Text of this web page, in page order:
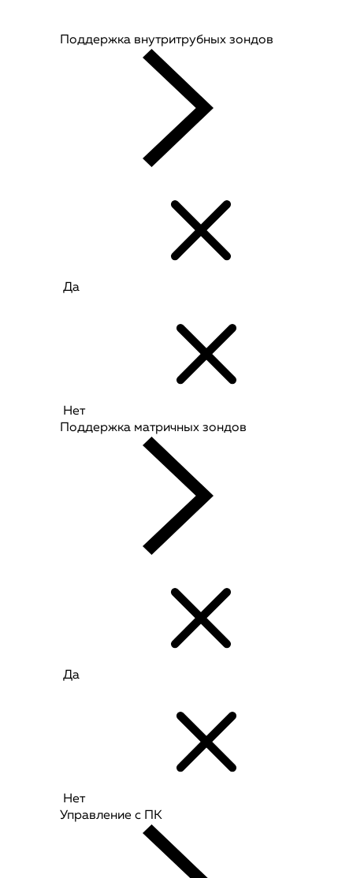
Поддержка внутритрубных зондов
Да
Нет
Поддержка матричных зондов
Да
Нет
Управление с ПК